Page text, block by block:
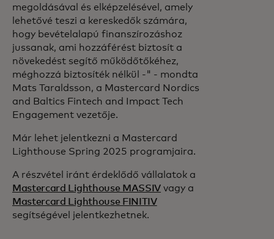
megoldásával és elképzelésével, amely
lehetővé teszi a kereskedők számára,
hogy bevételalapú finanszírozáshoz
jussanak, ami hozzáférést biztosít a
növekedést segítő működőtőkéhez,
méghozzá biztosíték nélkül -" - mondta
Mats Taraldsson, a Mastercard Nordics
and Baltics Fintech and Impact Tech
Engagement vezetője.
Már lehet jelentkezni a Mastercard
Lighthouse Spring 2025 programjaira.
A részvétel iránt érdeklődő vállalatok a
Mastercard Lighthouse MASSIV vagy a
Mastercard Lighthouse FINITIV
segítségével jelentkezhetnek.